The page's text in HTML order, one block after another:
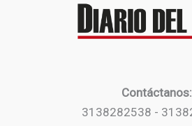
Contáctanos:
3138282538 -